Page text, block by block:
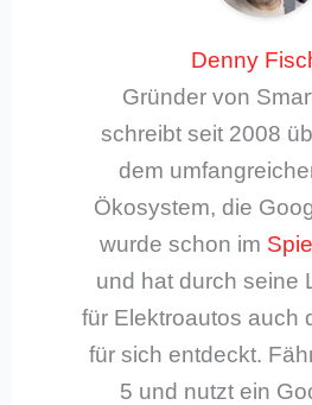
Denny
Gründer von
schreibt seit 2008
dem
Ökosystem, die
wurde schon im
und hat durch seine
für Elektroautos auch
für sich entdeckt.
5 und nutzt ein